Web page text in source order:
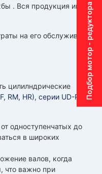
Подбор мотор - редуктора
. Вся продукция имеет
на его обслуживание,
цилилндрические
RM, HR), серии UD-Rx
одноступенчатых до
в широких
валов, когда
что важно при